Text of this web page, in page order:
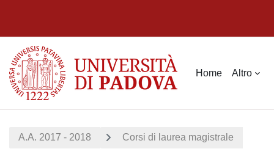
Home Altro
A.A. 2017 - 2018 Corsi di laurea magistrale